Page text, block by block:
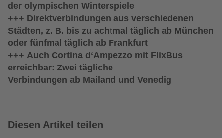
der olympischen Winterspiele
+++ Direktverbindungen aus verschiedenen
Städten, z. B. bis zu achtmal täglich ab München
oder fünfmal täglich ab Frankfurt
+++ Auch Cortina d‘Ampezzo mit FlixBus
erreichbar: Zwei tägliche
Verbindungen ab Mailand und Venedig
Diesen Artikel teilen